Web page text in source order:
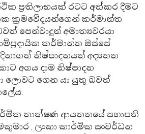
ප්‍රතිලාභයක් රටට අත්කර දීමට
ක්‍රමවේදයන්ගෙන් කර්මාන්ත
පෙන්වාදුන් අමාත්‍යවරයා
කර්මාන්ත ඔස්සේ
නිෂ්පාදනයන් අද්‍යතන
අගය දාම නිෂ්පාදන
ලොවට ගෙන යා යුතු බවත්
තාක්ෂණ ආයතනයේ සභාපති
, ලංකා කාර්මික සංවර්ධන